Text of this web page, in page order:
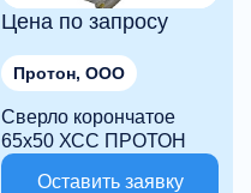
Цена по запросу
Протон, ООО
Сверло корончатое
65х50 ХСС ПРОТОН
Оставить заявку